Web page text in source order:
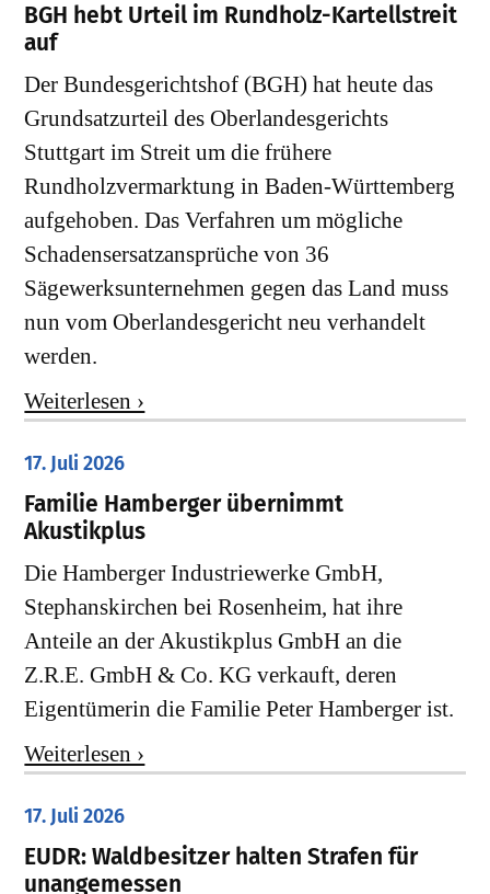
​BGH hebt Urteil im Rundholz-Kartellstreit
auf
Der Bundesgerichtshof (BGH) hat heute das
Grundsatzurteil des Oberlandesgerichts
Stuttgart im Streit um die frühere
Rundholzvermarktung in Baden-Württemberg
aufgehoben. Das Verfahren um mögliche
Schadensersatzansprüche von 36
Sägewerksunternehmen gegen das Land muss
nun vom Oberlandesgericht neu verhandelt
werden.
Weiterlesen ›
17. Juli 2026
Familie Hamberger übernimmt
Akustikplus
Die Hamberger Industriewerke GmbH,
Stephanskirchen bei Rosenheim, hat ihre
Anteile an der Akustikplus GmbH an die
Z.R.E. GmbH & Co. KG verkauft, deren
Eigentümerin die Familie Peter Hamberger ist.
Weiterlesen ›
17. Juli 2026
EUDR: Waldbesitzer halten Strafen für
unangemessen